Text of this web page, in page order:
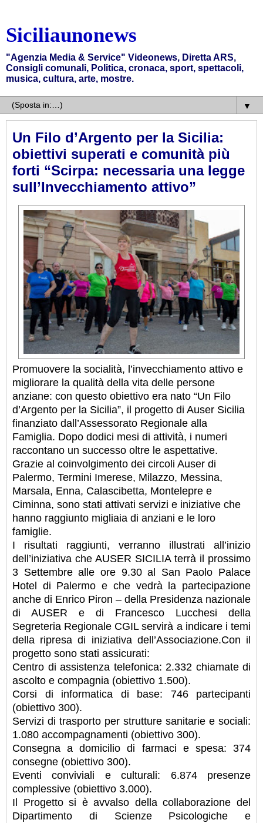
Siciliaunonews
"Agenzia Media & Service" Videonews, Diretta ARS,
Consigli comunali, Politica, cronaca, sport, spettacoli,
musica, cultura, arte, mostre.
▼
Un Filo d’Argento per la Sicilia:
obiettivi superati e comunità più
forti “Scirpa: necessaria una legge
sull’Invecchiamento attivo”
Promuovere la socialità, l’invecchiamento attivo e
migliorare la qualità della vita delle persone
anziane: con questo obiettivo era nato “Un Filo
d’Argento per la Sicilia”, il progetto di Auser Sicilia
finanziato dall’Assessorato Regionale alla
Famiglia. Dopo dodici mesi di attività, i numeri
raccontano un successo oltre le aspettative.
Grazie al coinvolgimento dei circoli Auser di
Palermo, Termini Imerese, Milazzo, Messina,
Marsala, Enna, Calascibetta, Montelepre e
Ciminna, sono stati attivati servizi e iniziative che
hanno raggiunto migliaia di anziani e le loro
famiglie.
I risultati raggiunti, verranno illustrati all’inizio
dell’iniziativa che AUSER SICILIA terrà il prossimo
3 Settembre alle ore 9.30 al San Paolo Palace
Hotel di Palermo e che vedrà la partecipazione
anche di Enrico Piron – della Presidenza nazionale
di AUSER e di Francesco Lucchesi della
Segreteria Regionale CGIL servirà a indicare i temi
della ripresa di iniziativa dell’Associazione.Con il
progetto sono stati assicurati:
Centro di assistenza telefonica: 2.332 chiamate di
ascolto e compagnia (obiettivo 1.500).
Corsi di informatica di base: 746 partecipanti
(obiettivo 300).
Servizi di trasporto per strutture sanitarie e sociali:
1.080 accompagnamenti (obiettivo 300).
Consegna a domicilio di farmaci e spesa: 374
consegne (obiettivo 300).
Eventi conviviali e culturali: 6.874 presenze
complessive (obiettivo 3.000).
Il Progetto si è avvalso della collaborazione del
Dipartimento di Scienze Psicologiche e